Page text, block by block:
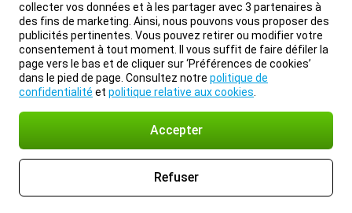
collecter vos données et à les partager avec 3 partenaires à
des fins de marketing. Ainsi, nous pouvons vous proposer des
publicités pertinentes. Vous pouvez retirer ou modifier votre
consentement à tout moment. Il vous suffit de faire défiler la
page vers le bas et de cliquer sur ‘Préférences de cookies’
dans le pied de page. Consultez notre politique de
confidentialité et politique relative aux cookies
Accepter
Refuser